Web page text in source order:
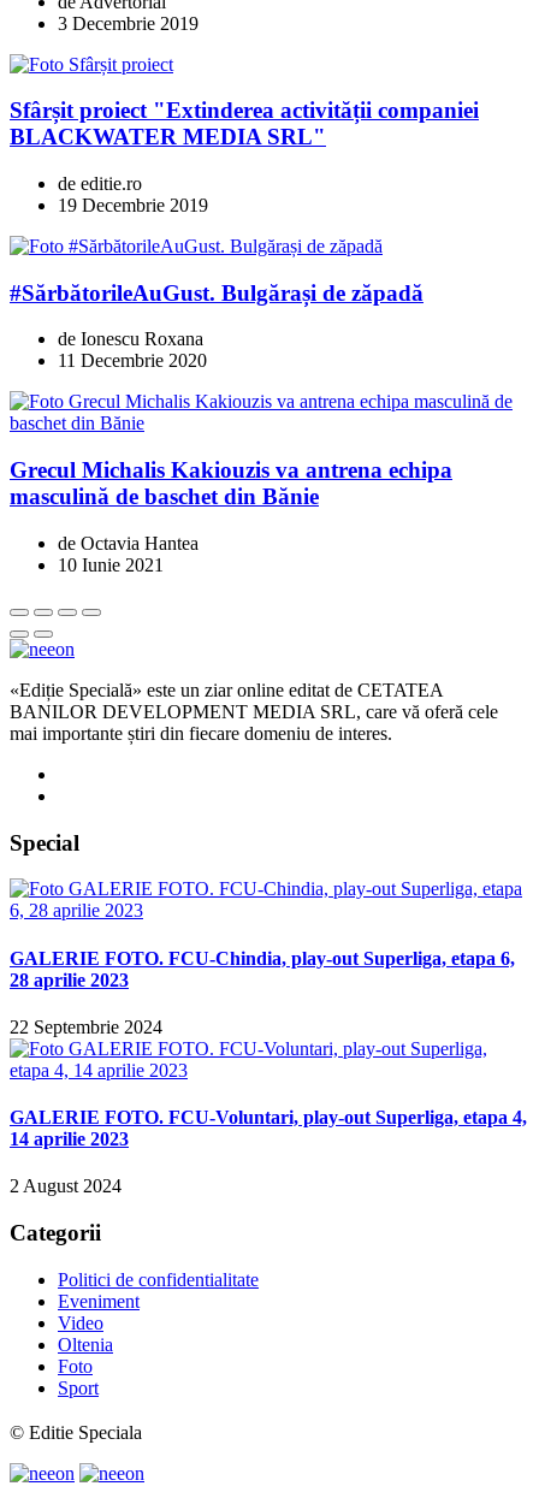
3 Decembrie 2019
Sfârșit proiect "Extinderea activității companiei
BLACKWATER MEDIA SRL"
de editie.ro
19 Decembrie 2019
#SărbătorileAuGust. Bulgărași de zăpadă
de Ionescu Roxana
11 Decembrie 2020
Grecul Michalis Kakiouzis va antrena echipa
masculină de baschet din Bănie
de Octavia Hantea
10 Iunie 2021
«Ediție Specială» este un ziar online editat de CETATEA
BANILOR DEVELOPMENT MEDIA SRL, care vă oferă cele
mai importante știri din fiecare domeniu de interes.
Special
GALERIE FOTO. FCU-Chindia, play-out Superliga, etapa 6,
28 aprilie 2023
22 Septembrie 2024
GALERIE FOTO. FCU-Voluntari, play-out Superliga, etapa 4,
14 aprilie 2023
2 August 2024
Categorii
Politici de confidentialitate
Eveniment
Video
Oltenia
Foto
Sport
© Editie Speciala